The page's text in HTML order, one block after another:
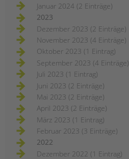
Januar 2024 (2 Einträge)
2023
Dezember 2023 (2 Einträge)
November 2023 (4 Einträge)
Oktober 2023 (1 Eintrag)
September 2023 (4 Einträge)
Juli 2023 (1 Eintrag)
Juni 2023 (2 Einträge)
Mai 2023 (2 Einträge)
April 2023 (2 Einträge)
März 2023 (1 Eintrag)
Februar 2023 (3 Einträge)
2022
Dezember 2022 (1 Eintrag)